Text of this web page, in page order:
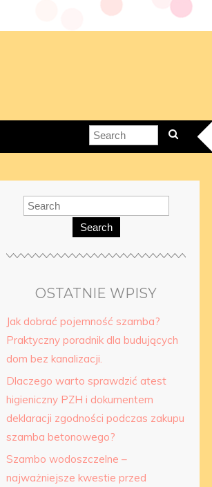
Search
OSTATNIE WPISY
Jak dobrać pojemność szamba?
Praktyczny poradnik dla budujących
dom bez kanalizacji.
Dlaczego warto sprawdzić atest
higieniczny PZH i dokumentem
deklaracji zgodności podczas zakupu
szamba betonowego?
Szambo wodoszczelne –
najważniejsze kwestie przed